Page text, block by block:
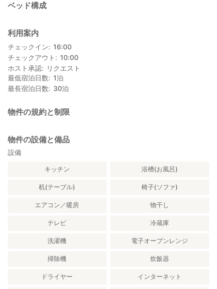
ベッド構成
利用案内
チェックイン
16:00
チェックアウト
10:00
ホスト承認
リクエスト
最低宿泊日数
1泊
最長宿泊日数
30泊
物件の規約と制限
物件の設備と備品
設備
キッチン 浴槽(お風呂)
机(テーブル) 椅子(ソファ)
エアコン／暖房 物干し
テレビ 冷蔵庫
洗濯機 電子オーブンレンジ
掃除機 炊飯器
ドライヤー インターネット